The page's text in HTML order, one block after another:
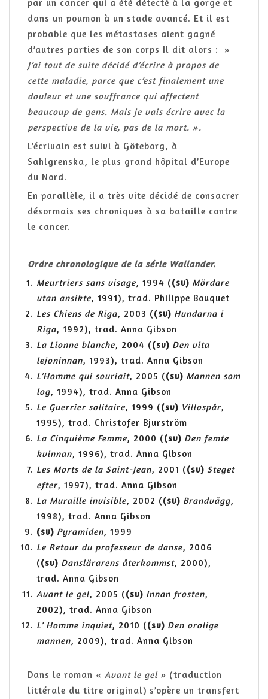
par un cancer qui a été détecté à la gorge et
dans un poumon à un stade avancé. Et il est
probable que les métastases aient gagné
d’autres parties de son corps Il dit alors : »
J’ai tout de suite décidé d’écrire à propos de
cette maladie, parce que c’est finalement une
douleur et une souffrance qui affectent
beaucoup de gens. Mais je vais écrire avec la
perspective de la vie, pas de la mort. ».
L’écrivain est suivi à Göteborg, à
Sahlgrenska, le plus grand hôpital d’Europe
du Nord.
En parallèle, il a très vite décidé de consacrer
désormais ses chroniques à sa bataille contre
le cancer.
Ordre chronologique de la série Wallander.
Meurtriers sans visage, 1994 ((sv) Mördare
utan ansikte, 1991), trad. Philippe Bouquet
Les Chiens de Riga, 2003 ((sv) Hundarna i
Riga, 1992), trad. Anna Gibson
La Lionne blanche, 2004 ((sv) Den vita
lejoninnan, 1993), trad. Anna Gibson
L’Homme qui souriait, 2005 ((sv) Mannen som
log, 1994), trad. Anna Gibson
Le Guerrier solitaire, 1999 ((sv) Villospår,
1995), trad. Christofer Bjurström
La Cinquième Femme, 2000 ((sv) Den femte
kvinnan, 1996), trad. Anna Gibson
Les Morts de la Saint-Jean, 2001 ((sv) Steget
efter, 1997), trad. Anna Gibson
La Muraille invisible, 2002 ((sv) Brandvägg,
1998), trad. Anna Gibson
(sv) Pyramiden, 1999
Le Retour du professeur de danse, 2006
((sv) Danslärarens återkommst, 2000),
trad. Anna Gibson
Avant le gel, 2005 ((sv) Innan frosten,
2002), trad. Anna Gibson
L’ Homme inquiet, 2010 ((sv) Den orolige
mannen, 2009), trad. Anna Gibson
Dans le roman « Avant le gel » (traduction
littérale du titre original) s’opère un transfert